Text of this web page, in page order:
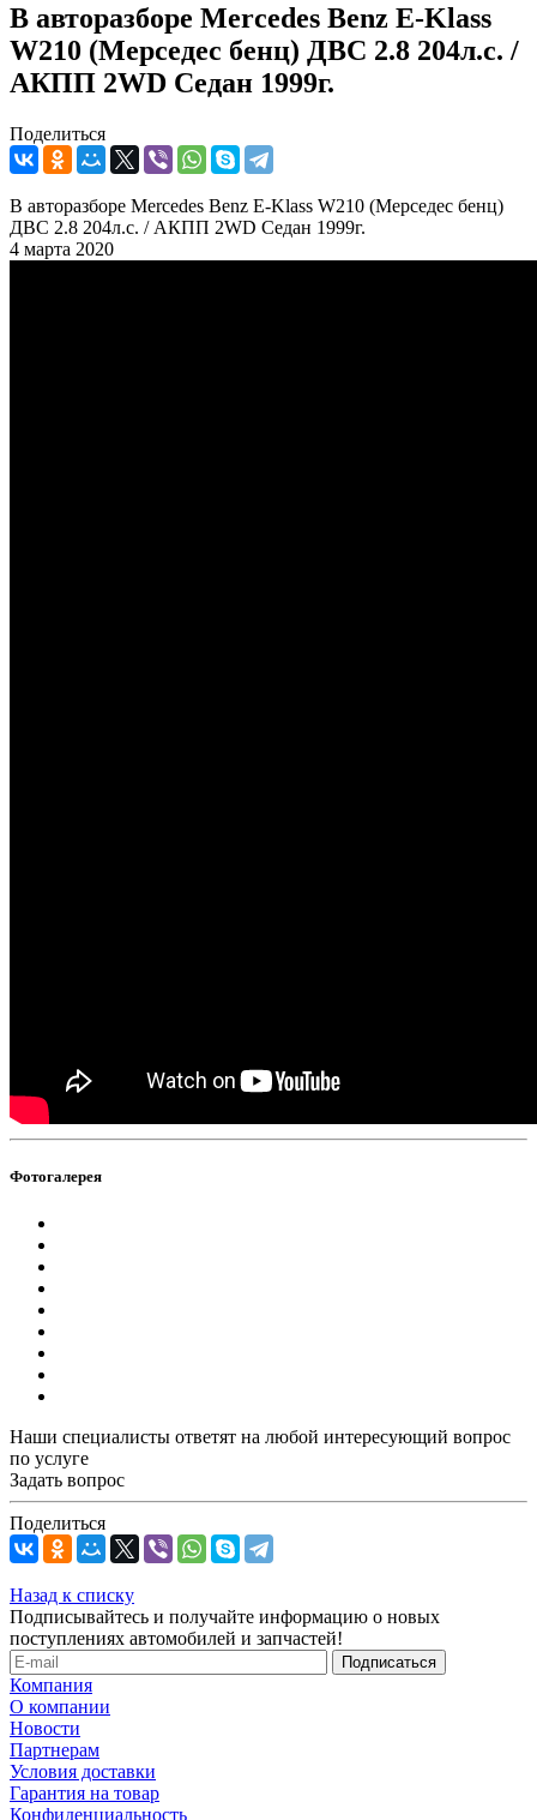
В авторазборе Mercedes Benz E-Klass
W210 (Мерседес бенц) ДВС 2.8 204л.с. /
АКПП 2WD Седан 1999г.
Поделиться
В авторазборе Mercedes Benz E-Klass W210 (Мерседес бенц)
ДВС 2.8 204л.с. / АКПП 2WD Седан 1999г.
4 марта 2020
Фотогалерея
Наши специалисты ответят на любой интересующий вопрос
по услуге
Задать вопрос
Поделиться
Назад к списку
Подписывайтесь и получайте информацию о новых
поступлениях автомобилей и запчастей!
Компания
О компании
Новости
Партнерам
Условия доставки
Гарантия на товар
Конфиденциальность